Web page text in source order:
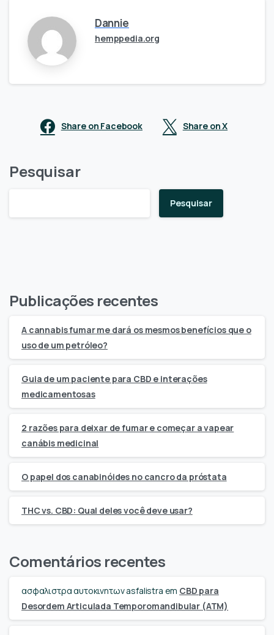
Dannie
hemppedia.org
Share on Facebook Share on X
Pesquisar
Pesquisar
Publicações recentes
A cannabis fumar me dará os mesmos benefícios que o
uso de um petróleo?
Guia de um paciente para CBD e interações
medicamentosas
2 razões para deixar de fumar e começar a vapear
canábis medicinal
O papel dos canabinóides no cancro da próstata
THC vs. CBD: Qual deles você deve usar?
Comentários recentes
ασφαλιστρα αυτοκινητων asfalistra em CBD para
Desordem Articulada Temporomandibular (ATM)